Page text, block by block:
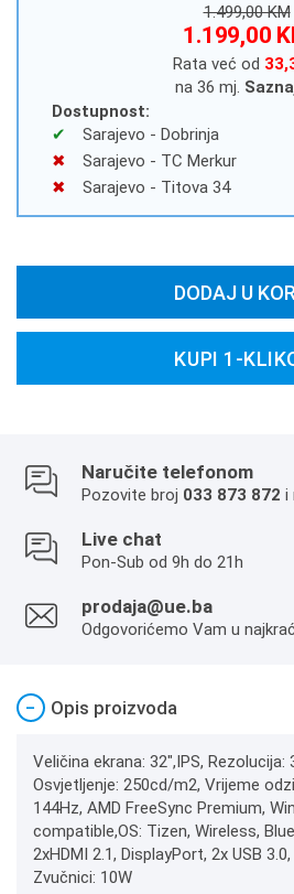
1.499,00 KM
1.199,00
Rata već od
na 36 mj.
Dostupnost:
Sarajevo - Dobrinja
Sarajevo - TC Merkur
Sarajevo - Titova 34
DODAJ U
KUPI 1-
Naručite telefonom
Pozovite broj 033 873 872 i
Live chat
Pon-Sub od 9h do 21h
prodaja@ue.ba
Odgovorićemo Vam u
− Opis proizvoda
Veličina ekrana: 32",IPS, Rezolucija:
Osvjetljenje: 250cd/m2, Vrijeme
144Hz, AMD FreeSync Premium,
compatible,OS: Tizen, Wireless,
2xHDMI 2.1, DisplayPort, 2x USB
Zvučnici: 10W